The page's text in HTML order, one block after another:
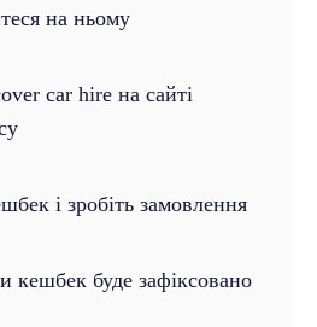
на ньому
car hire на сайті
і зробіть замовлення
кешбек буде зафіксовано